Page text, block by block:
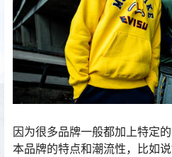
因为很多品牌一般都加上特定
本品牌的特点和潮流性，比如